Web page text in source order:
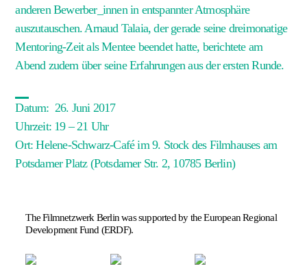
anderen Bewerber_innen in entspannter Atmosphäre
auszutauschen. Arnaud Talaia, der gerade seine dreimonatige
Mentoring-Zeit als Mentee beendet hatte, berichtete am
Abend zudem über seine Erfahrungen aus der ersten Runde.
Datum: 26. Juni 2017
Uhrzeit: 19– 21 Uhr
Ort:Helene-Schwarz-Caféim 9. Stock des Filmhauses am
Potsdamer Platz(Potsdamer Str. 2, 10785 Berlin)
The Filmnetzwerk Berlin was supported by the European Regional
Development Fund (ERDF).